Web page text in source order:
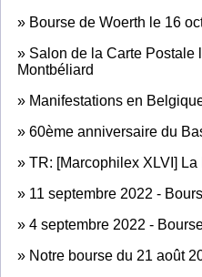
» Bourse de Woerth le 16
» Salon de la Carte Postale
Montbéliard
» Manifestations en
» 60ème anniversaire du
» TR: [Marcophilex XLVI] La
» 11 septembre 2022 -
» 4 septembre 2022 -
» Notre bourse du 21 août